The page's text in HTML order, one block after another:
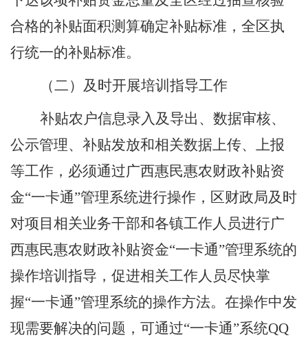
合格的补贴面积测算确定补贴标准，全区执
行统一的补贴标准。
（二）及时开展培训指导工作
补贴农户信息录入及导出、数据审核、
公示管理、补贴发放和相关数据上传、上报
等工作 ， 必须通过广西惠民惠农财政补贴资
金“一卡通”管理系统进行操作， 区财政局及时
对项目相关业务干部和各镇工作人员进行广
西惠民惠农财政补贴资金“一卡通”管理系统的
操作培训指导， 促进相关工作人员尽快掌
握“一卡通”管理系统的操作方法。在操作中发
现需要解决的问题，可通过“一卡通”系统QQ